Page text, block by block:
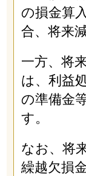
の損金算
合、将来
一方、将
は、利益
の準備金
す。
なお、将
繰越欠損